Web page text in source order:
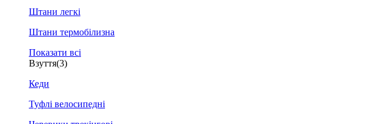
Штани легкі
Штани термобілизна
Показати всі
Взуття(3)
Кеди
Туфлі велосипедні